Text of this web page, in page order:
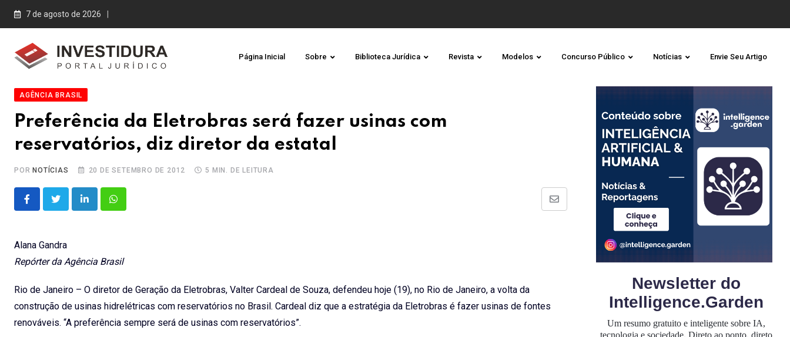
Skip
7 de agosto de 2026
Página Inicial Sobre Biblioteca Jurídica Revista Modelos Concurso Público Notícias Envie Seu Artigo
AGÊNCIA BRASIL
Preferência da Eletrobras será fazer usinas com
reservatórios, diz diretor da estatal
PORNOTÍCIAS 20 DE SETEMBRO DE 2012 5 MIN. DE LEITURA
LinkedInWhatsapp
Share
Alana Gandra
Repórter da Agência Brasil
Rio de Janeiro – O diretor de Geração da Eletrobras, Valter Cardeal de Souza, defendeu hoje (19), no Rio de Janeiro, a volta da
construção de usinas hidrelétricas com reservatórios no Brasil. Cardeal diz que a estratégia da Eletrobras é fazer usinas de fontes
renováveis. “A preferência sempre será de usinas com reservatórios”.